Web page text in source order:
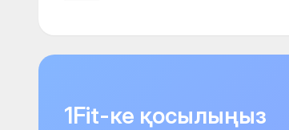
1Fit-ке қосылыңыз